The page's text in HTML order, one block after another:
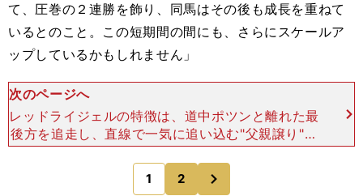
て、圧巻の２連勝を飾り、同馬はその後も成長を重ねて
いるとのこと。この短期間の間にも、さらにスケールア
ップしているかもしれません」
次のページへ
レッドライジェルの特徴は、道中ポツンと離れた最
後方を追走し、直線で一気に追い込む"父親譲り"の
レーススタイル。そもそも、同馬の"精神的な弱
点"から生まれた戦法だったが、ダービーへ向けて
は、「それが大き
1 2